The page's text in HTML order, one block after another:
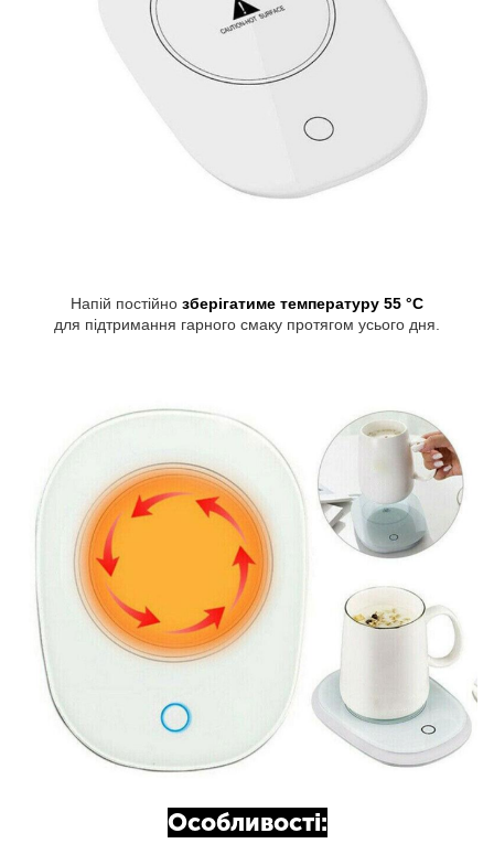
Напій постійно зберігатиме температуру 55 °C
для підтримання гарного смаку протягом усього дня.
Особливості: